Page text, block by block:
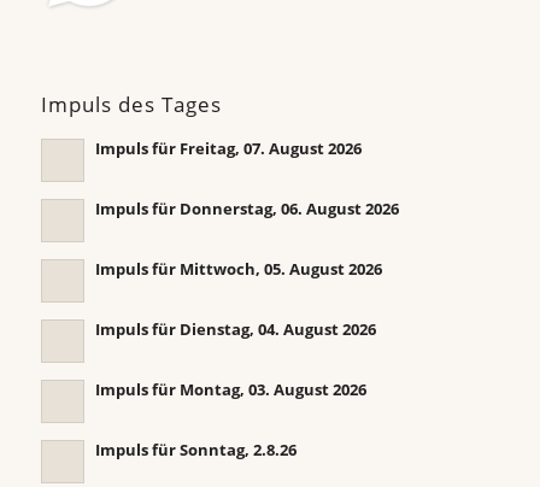
Impuls des Tages
Impuls für Freitag, 07. August 2026
Impuls für Donnerstag, 06. August 2026
Impuls für Mittwoch, 05. August 2026
Impuls für Dienstag, 04. August 2026
Impuls für Montag, 03. August 2026
Impuls für Sonntag, 2.8.26